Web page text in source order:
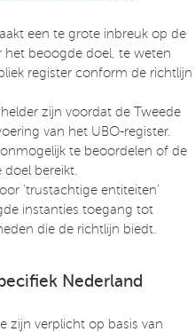
een te grote inbreuk op de
het beoogde doel, te weten
register conform de richtlijn
zijn voordat de Tweede
van het UBO-register.
te beoordelen of de
bereikt.
‘trustachtige entiteiten’
instanties toegang tot
die de richtlijn biedt.
Nederland
zijn verplicht op basis van